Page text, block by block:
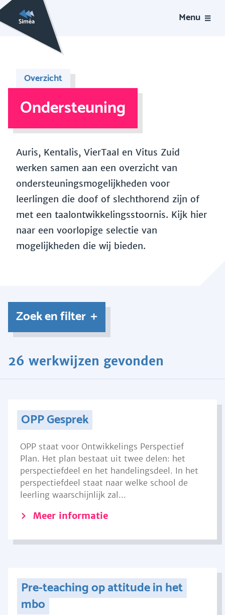
Menu
Overzicht
Ondersteuning
Auris, Kentalis, VierTaal en Vitus Zuid
werken samen aan een overzicht van
ondersteuningsmogelijkheden voor
leerlingen die doof of slechthorend zijn of
met een taalontwikkelingsstoornis. Kijk hier
naar een voorlopige selectie van
mogelijkheden die wij bieden.
Zoek en filter
26 werkwijzen gevonden
OPP Gesprek
OPP staat voor Ontwikkelings Perspectief
Plan. Het plan bestaat uit twee delen: het
perspectiefdeel en het handelingsdeel. In het
perspectiefdeel staat naar welke school de
leerling waarschijnlijk zal...
Meer informatie
Pre-teaching op attitude in het
mbo